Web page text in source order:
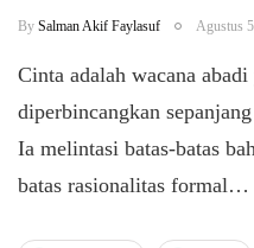
By Salman Akif Faylasuf Agustus
Cinta adalah wacana
diperbincangkan
Ia melintasi batas-batas
batas rasionalitas formal…